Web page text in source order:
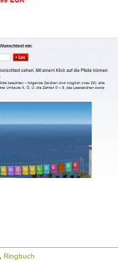
Ringbuch